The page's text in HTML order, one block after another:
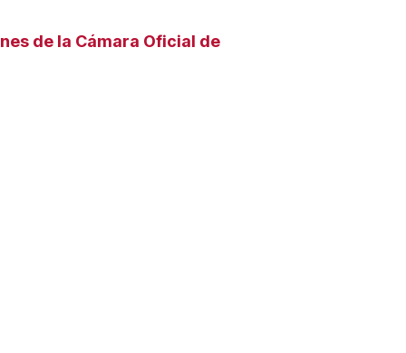
de la Cámara Oficial de